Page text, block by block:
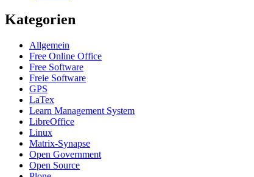
Kategorien
Allgemein
Free Online Office
Free Software
Freie Software
GPS
LaTex
Learn Management System
LibreOffice
Linux
Matrix-Synapse
Open Government
Open Source